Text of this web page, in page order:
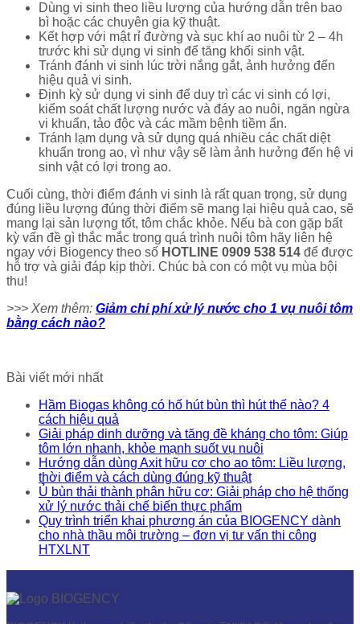
Dùng vi sinh theo liều lượng của hướng dẫn trên bao
bì hoặc các chuyên gia kỹ thuật.
Kết hợp với mật rỉ đường và sục khí ao nuôi từ 2 – 4h
trước khi sử dụng vi sinh để tăng khối sinh vật.
Tránh đánh vi sinh lúc trời nắng gắt, ảnh hưởng đến
hiệu quả vi sinh.
Định kỳ sử dụng vi sinh để duy trì các vi sinh có lợi,
kiểm soát chất lượng nước và đáy ao nuôi, ngăn ngừa
vi khuẩn, tảo độc và các mầm bệnh tiềm ẩn.
Tránh lạm dụng và sử dụng quá nhiều các chất diệt
khuẩn trong ao, vì như vậy sẽ làm ảnh hưởng đến hệ vi
sinh vật có lợi trong ao.
Cuối cùng, thời điểm đánh vi sinh là rất quan trọng, sử dụng
đúng liều lượng đúng thời điểm sẽ mang lại hiệu quả cao, sẽ
mang lại sản lượng tốt, tôm chắc khỏe. Nếu bà con gặp bất
kỳ vấn đề gì thắc mắc trong quá trình nuôi tôm hãy liên hệ
ngay với Biogency theo số HOTLINE 0909 538 514 để được
hỗ trợ và giải đáp kịp thời. Chúc bà con có một vụ mùa bội
thu!
>>> Xem thêm: Giảm chi phí xử lý nước cho 1 vụ nuôi tôm
bằng cách nào?
Bài viết mới nhất
Hầm Biogas không có hố hút bùn thì hút thế nào? 4
cách hiệu quả
Giải pháp dinh dưỡng và tăng đề kháng cho tôm: Giúp
tôm lớn nhanh, khỏe mạnh suốt vụ nuôi
Hướng dẫn dùng Axit hữu cơ cho ao tôm: Liều lượng,
thời điểm và cách dùng đúng kỹ thuật
Ủ bùn thải thành phân hữu cơ: Giải pháp cho hệ thống
xử lý nước thải chế biến thực phẩm
Quy trình triển khai phương án của BIOGENCY dành
cho nhà thầu môi trường – đơn vị tư vấn thi công
HTXLNT